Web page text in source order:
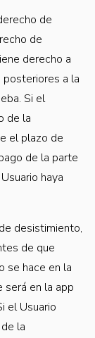
de
de
derecho a
a la
Si el
de la
el plazo de
de la parte
haya
desistimiento,
de que
se hace en la
será en la app
el Usuario
la